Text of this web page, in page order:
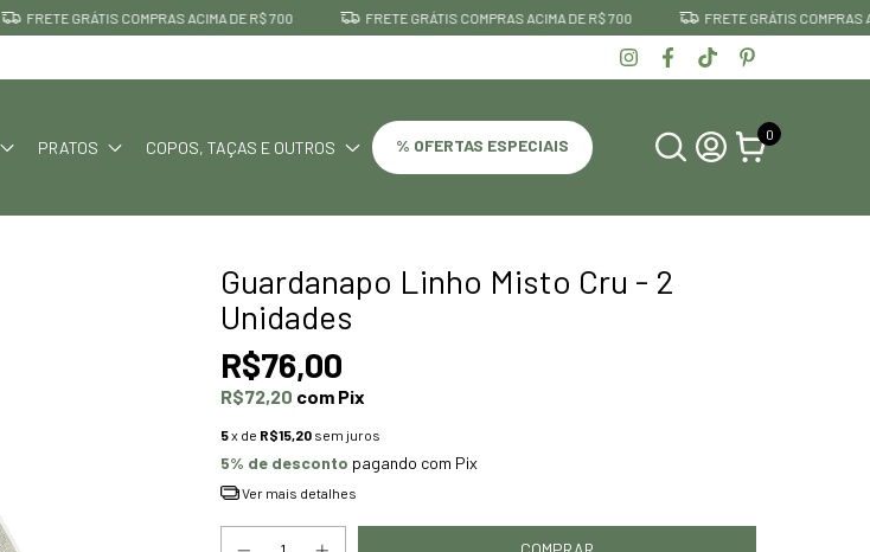
FRETE GRÁTIS COMPRAS ACIMA DE R$ 700 FRETE GRÁTIS COMPRAS ACIMA DE R$ 700 FRETE GRÁTIS COMPRAS
PRATOS COPOS, TAÇAS E OUTROS % OFERTAS ESPECIAIS
0
Guardanapo Linho Misto Cru - 2
Unidades
R$76,00
R$72,20 com Pix
5x de R$15,20 sem juros
5% de desconto pagando com Pix
Ver mais detalhes